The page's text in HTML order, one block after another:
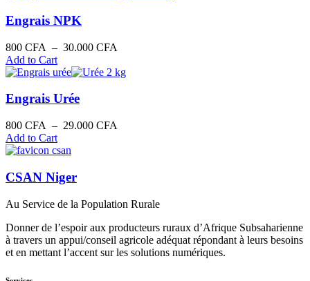
Engrais NPK
800 CFA – 30.000 CFA
prix :
Add to Cart
Engrais Urée
800 CFA – 29.000 CFA
Add to Cart
CSAN Niger
Au Service de la Population Rurale
Donner de l’espoir aux producteurs ruraux d’Afrique Subsaharienne
à travers un appui/conseil agricole adéquat répondant à leurs besoins
et en mettant l’accent sur les solutions numériques.